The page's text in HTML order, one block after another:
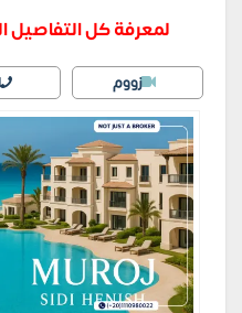
لمعرفة كل التفاصيل
زووم